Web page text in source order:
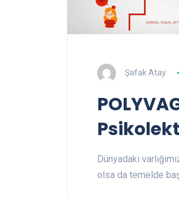
Şafak Atay
Dünyadaki
olsa da temelde